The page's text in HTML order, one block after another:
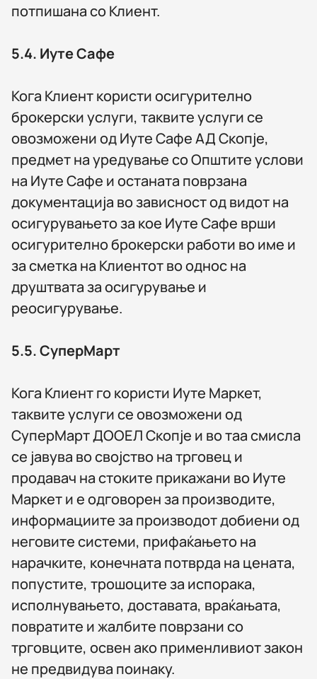
потпишана со Клиент.
5.4. Иуте Сафе
Кога Клиент користи осигурително
брокерски услуги, таквите услуги се
овозможени од Иуте Сафе АД Скопје,
предмет на уредување со Општите услови
на Иуте Сафе и останата поврзана
документација во зависност од видот на
осигурувањето за кое Иуте Сафе врши
осигурително брокерски работи во име и
за сметка на Клиентот во однос на
друштвата за осигурување и
реосигурување.
5.5.СуперМарт
Кога Клиент го користи Иуте Маркет,
таквите услуги се овозможени од
СуперМарт ДООЕЛ Скопје и во таа смисла
се јавува во својство на трговец и
продавач на стоките прикажани во Иуте
Маркет и е одговорен за производите,
информациите за производот добиени од
неговите системи, прифаќањето на
нарачките, конечната потврда на цената,
попустите, трошоците за испорака,
исполнувањето, доставата, враќањата,
повратите и жалбите поврзани со
трговците, освен ако применливиот закон
не предвидува поинаку.